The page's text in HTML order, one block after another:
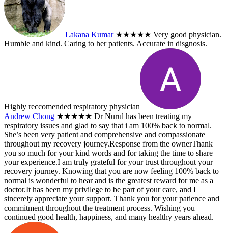
Lakana Kumar★★★★★ Very good physician.
Humble and kind. Caring to her patients. Accurate in disgnosis.
Highly reccomended respiratory physician
Andrew Chong ★★★★★ Dr Nurul has been treating my
respiratory issues and glad to say that i am 100% back to normal.
She’s been very patient and comprehensive and compassionate
throughout my recovery journey.Response from the ownerThank
you so much for your kind words and for taking the time to share
your experience.I am truly grateful for your trust throughout your
recovery journey. Knowing that you are now feeling 100% back to
normal is wonderful to hear and is the greatest reward for me as a
doctor.It has been my privilege to be part of your care, and I
sincerely appreciate your support. Thank you for your patience and
commitment throughout the treatment process. Wishing you
continued good health, happiness, and many healthy years ahead.